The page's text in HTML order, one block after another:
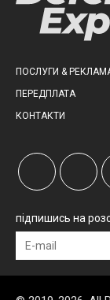
ПОСЛУГИ &
ПЕРЕДПЛАТА
КОНТАКТИ
підпишись на